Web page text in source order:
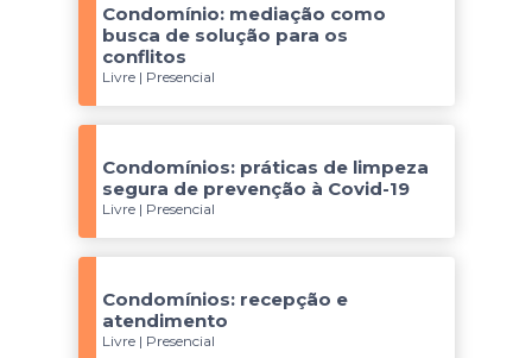
Condomínio: mediação como
busca de solução para os
conflitos
Livre | Presencial
Condomínios: práticas de limpeza
segura de prevenção à Covid-19
Livre | Presencial
Condomínios: recepção e
atendimento
Livre | Presencial